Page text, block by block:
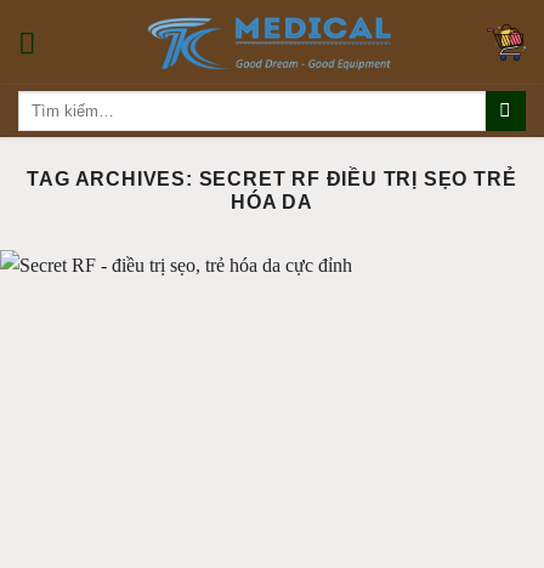
Tìm
TAG ARCHIVES: SECRET RF ĐIỀU TRỊ SẸO TRẺ
HÓA DA